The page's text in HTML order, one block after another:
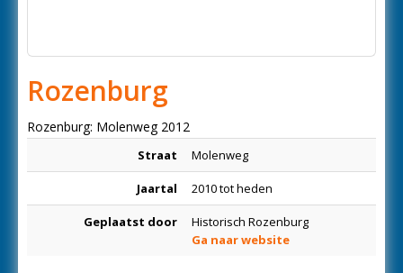
Rozenburg
Rozenburg: Molenweg 2012
Straat Molenweg
Jaartal 2010 tot heden
Geplaatst door
Historisch Rozenburg
Ga naar website